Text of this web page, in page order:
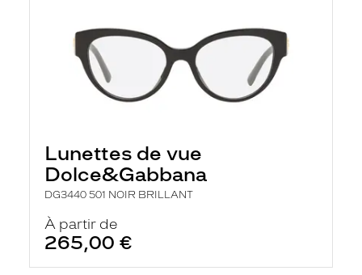
Lunettes de vue
Dolce&Gabbana
DG3440 501 NOIR BRILLANT
À partir de
265,00 €